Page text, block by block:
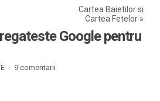
Cartea Baietilor si
Cartea Fetelor »
Google pentru
· 9 comentarii